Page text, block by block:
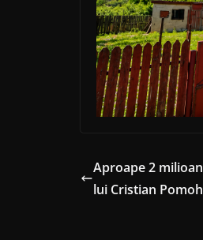
Aproape 2
lui Cristian